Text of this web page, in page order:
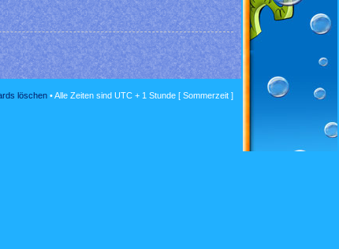
löschen • Alle Zeiten sind UTC + 1 Stunde [ Sommerzeit ]